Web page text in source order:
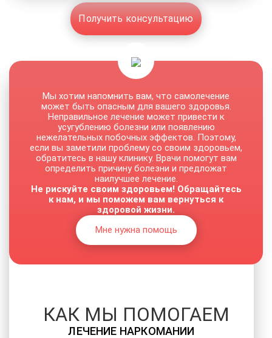
Получить консультацию
ЛЕЧЕНИЕ НАРКОМАНИИ
Мы хотим напомнить вам, что самолечение
может быть опасным для вашего здоровья.
Неправильное лечение может привести к
усугублению болезни или появлению
нежелательных побочных эффектов. Поэтому,
если вы заметили проблему со своим здоровьем,
обратитесь в нашу клинику. Врачи помогут вам
определить причину болезни и предложат
наилучшее лечение.
Не рискуйте своим здоровьем! Обращайтесь
к нам, и мы поможем вам вернуться к
здоровой жизни.
Мне нужна помощь
КАК МЫ ПОМОГАЕМ